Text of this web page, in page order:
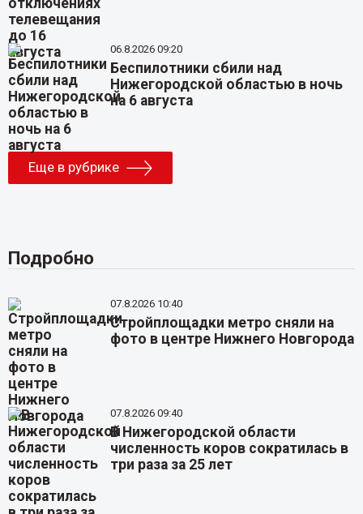
06.8.2026 09:20
Беспилотники сбили над
Нижегородской областью в ночь
на 6 августа
Еще в рубрике
Подробно
07.8.2026 10:40
Стройплощадки метро сняли на
фото в центре Нижнего Новгорода
07.8.2026 09:40
В Нижегородской области
численность коров сократилась в
три раза за 25 лет